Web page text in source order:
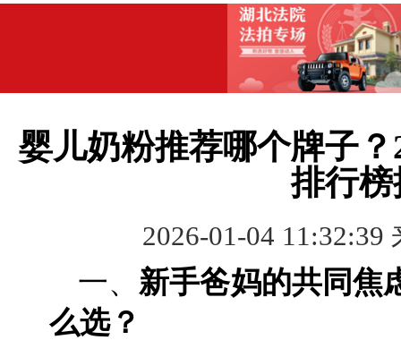
婴儿奶粉推荐哪个牌子
排行
2026-01-04 11:32:39
一、 新手爸妈的共同焦
么选？